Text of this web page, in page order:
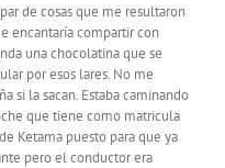
de cosas que me resultaron
encantaría compartir con
una chocolatina que se
por esos lares. No me
si la sacan. Estaba caminando
que tiene como matricula
Ketama puesto para que ya
pero el conductor era